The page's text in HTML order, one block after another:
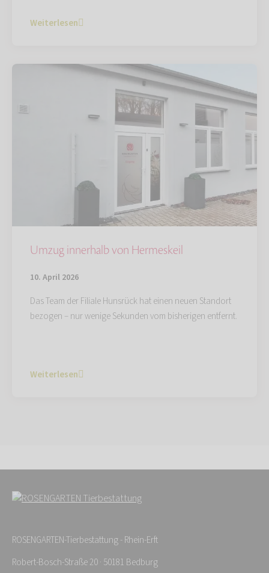
Weiterlesen
Umzug innerhalb von Hermeskeil
10. April 2026
Das Team der Filiale Hunsrück hat einen neuen Standort
bezogen – nur wenige Sekunden vom bisherigen entfernt.
Weiterlesen
ROSENGARTEN-Tierbestattung - Rhein-Erft
Robert-Bosch-Straße 20 · 50181 Bedburg